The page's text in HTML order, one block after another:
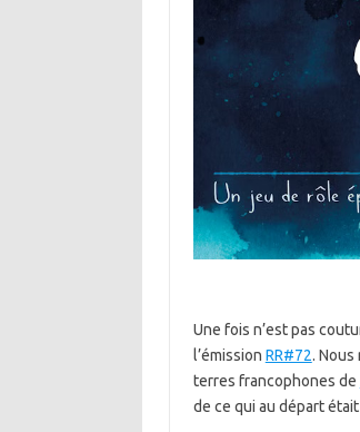
Une fois n’est pas
l’émission RR#72.
terres francophones de
de ce qui au départ